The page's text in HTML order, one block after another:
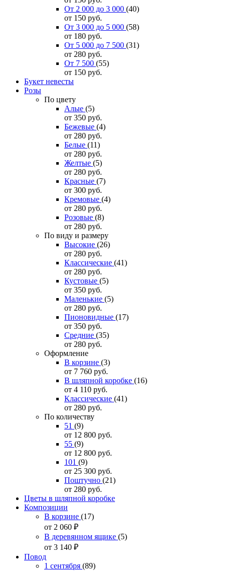
От 2 000 до 3 000 (40)
от 150 руб.
От 3 000 до 5 000 (58)
от 180 руб.
От 5 000 до 7 500 (31)
от 280 руб.
От 7 500 (55)
от 150 руб.
Букет невесты
Розы
По цвету
Алые (5)
от 350 руб.
Бежевые (4)
от 280 руб.
Белые (11)
от 280 руб.
Желтые (5)
от 280 руб.
Красные (7)
от 300 руб.
Кремовые (4)
от 280 руб.
Розовые (8)
от 280 руб.
По виду и размеру
Высокие (26)
от 280 руб.
Классические (41)
от 280 руб.
Кустовые (5)
от 350 руб.
Маленькие (5)
от 280 руб.
Пионовидные (17)
от 350 руб.
Средние (35)
от 280 руб.
Оформление
В корзине (3)
от 7 760 руб.
В шляпной коробке (16)
от 4 110 руб.
Классические (41)
от 280 руб.
По количеству
51 (9)
от 12 800 руб.
55 (9)
от 12 800 руб.
101 (9)
от 25 300 руб.
Поштучно (21)
от 280 руб.
Цветы в шляпной коробке
Композиции
В корзине (17)
от 2 060 ₽
В деревянном ящике (5)
от 3 140 ₽
Повод
1 сентября (89)